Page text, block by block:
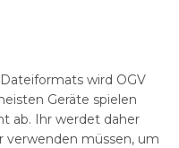
wird OGV
Geräte spielen
ab. Ihr werdet daher
verwenden müssen, um